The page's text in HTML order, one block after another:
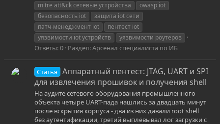
mitre att&ck сетевые устройства
owasp iot
безопасность iot
защита iot сети
патч-менеджмент iot
пентест iot
уязвимости iot устройств
уязвимости роутеров
Ответы: 0 Раздел:Арсенал специалиста по ИБ
Статья
Аппаратный пентест: JTAG, UART и SPI
для извлечения прошивок и получения shell
На аудите сетевого оборудования промышленного
объекта четыре UART-пада нашлись за двадцать минут
после вскрытия корпуса - два из них давали root shell
без аутентификации, третий выплёвывал лог загрузки с